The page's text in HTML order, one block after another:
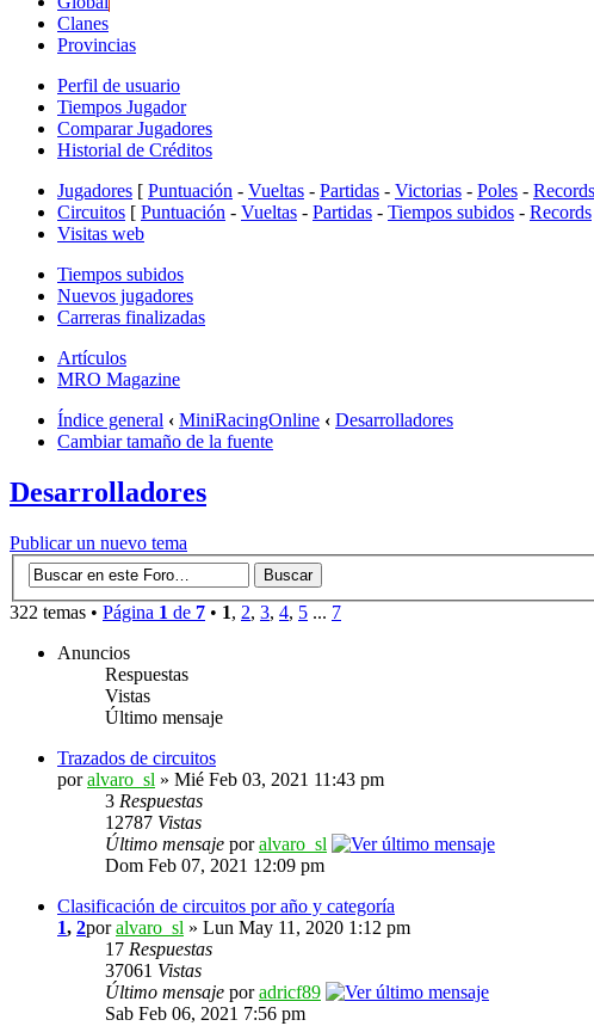
Clanes
Provincias
Perfil de usuario
Tiempos Jugador
Comparar Jugadores
Historial de Créditos
Jugadores [ Puntuación - Vueltas - Partidas - Victorias - Poles - Records
Circuitos [ Puntuación - Vueltas - Partidas - Tiempos subidos - Records
Visitas web
Tiempos subidos
Nuevos jugadores
Carreras finalizadas
Artículos
MRO Magazine
Índice general ‹ MiniRacingOnline ‹ Desarrolladores
Cambiar tamaño de la fuente
Desarrolladores
Publicar un nuevo tema
322 temas • Página 1 de 7 • 1, 2, 3, 4, 5 ... 7
Anuncios
Respuestas
Vistas
Último mensaje
Trazados de circuitos
poralvaro_sl » Mié Feb 03, 2021 11:43 pm
3 Respuestas
12787 Vistas
Último mensaje poralvaro_sl
Dom Feb 07, 2021 12:09 pm
Clasificación de circuitos por año y categoría
1, 2poralvaro_sl » Lun May 11, 2020 1:12 pm
17 Respuestas
37061 Vistas
Último mensaje poradricf89
Sab Feb 06, 2021 7:56 pm